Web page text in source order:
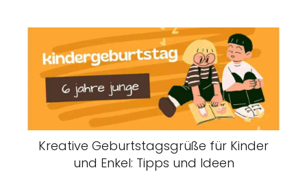
Kreative Geburtstagsgrüße für Kinder
und Enkel: Tipps und Ideen